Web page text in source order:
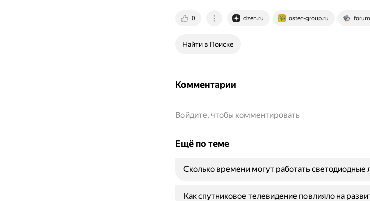
0 dzen.ru ostec-group.ru
Найти в Поиске
Комментарии
Войдите, чтобы комментировать
Ещё по теме
Сколько времени могут работать светодиодные
Как спутниковое телевидение повлияло на